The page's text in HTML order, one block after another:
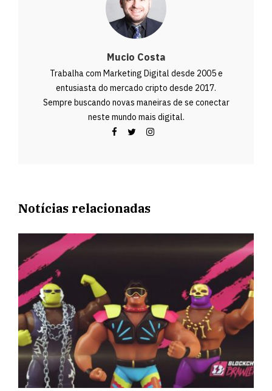
Mucio Costa
Trabalha com Marketing Digital desde 2005 e
entusiasta do mercado cripto desde 2017.
Sempre buscando novas maneiras de se conectar
neste mundo mais digital.
Notícias relacionadas